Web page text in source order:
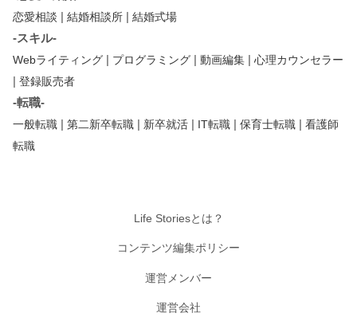
恋愛相談 | 結婚相談所 | 結婚式場
-スキル-
Webライティング | プログラミング | 動画編集 | 心理カウンセラー
| 登録販売者
-転職-
一般転職 | 第二新卒転職 | 新卒就活 | IT転職 | 保育士転職 | 看護師
転職
Life Storiesとは？
コンテンツ編集ポリシー
運営メンバー
運営会社